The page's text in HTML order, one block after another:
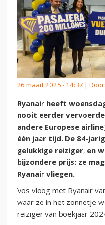
26 maart 2025 - 14:37 | Door:
Ryanair heeft
nooit eerder
andere Europese
één jaar tijd. De 84-
gelukkige reiziger, en
bijzondere prijs: ze
Ryanair vliegen.
Vos vloog met Ryanair
waar ze in het zonnetje
reiziger van boekjaar